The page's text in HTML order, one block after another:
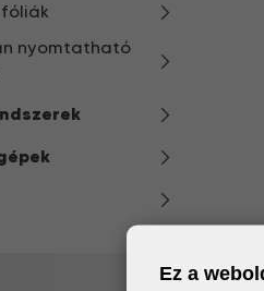
nyomtatható
Ez a